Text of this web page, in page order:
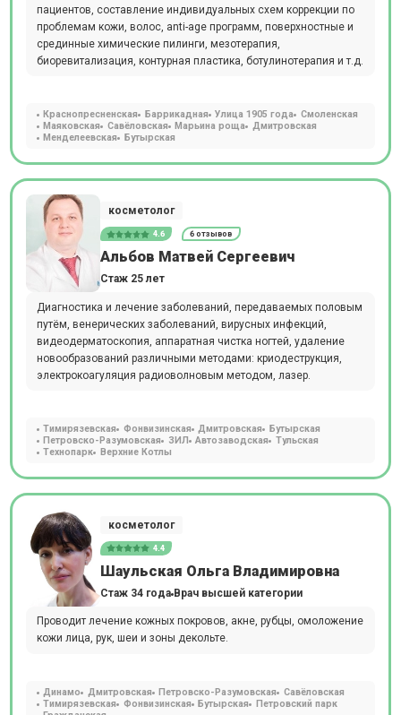
пациентов, составление индивидуальных схем коррекции по
проблемам кожи, волос, anti-age программ, поверхностные и
срединные химические пилинги, мезотерапия,
биоревитализация, контурная пластика, ботулинотерапия и т.д.
Краснопресненская Баррикадная Улица 1905 года
Смоленская
Маяковская
Савёловская Марьина роща
Дмитровская
Менделеевская
Бутырская
косметолог
4.6 6 отзывов
Альбов Матвей Сергеевич
Стаж 25 лет
Диагностика и лечение заболеваний, передаваемых половым
путём, венерических заболеваний, вирусных инфекций,
видеодерматоскопия, аппаратная чистка ногтей, удаление
новообразований различными методами: криодеструкция,
электрокоагуляция радиоволновым методом, лазер.
Тимирязевская Фонвизинская Дмитровская
Бутырская
Петровско-Разумовская
ЗИЛ Автозаводская
Тульская
Технопарк
Верхние Котлы
косметолог
4.4
Шаульская Ольга Владимировна
Стаж 34 года Врач высшей категории
Проводит лечение кожных покровов, акне, рубцы, омоложение
кожи лица, рук, шеи и зоны декольте.
Динамо Дмитровская Петровско-Разумовская
Савёловская
Тимирязевская
Фонвизинская Бутырская
Петровский парк